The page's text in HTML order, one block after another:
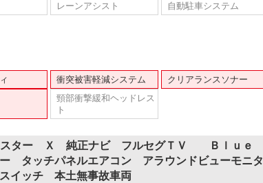
レーンアシスト
自動駐車システム
衝突被害軽減システム
クリアランスソナー
頸部衝撃緩和ヘッドレス
ト
スター Ｘ 純正ナビ フルセグＴＶ Ｂｌｕｅ
タッチパネルエアコン アラウンドビューモニタ
イッチ 本土無事故車両